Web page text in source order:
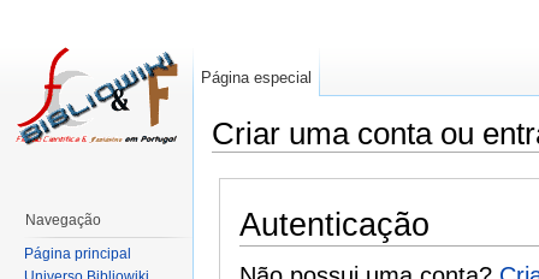
Criar uma conta ou
Autenticação
Página especial
Navegação
Página principal